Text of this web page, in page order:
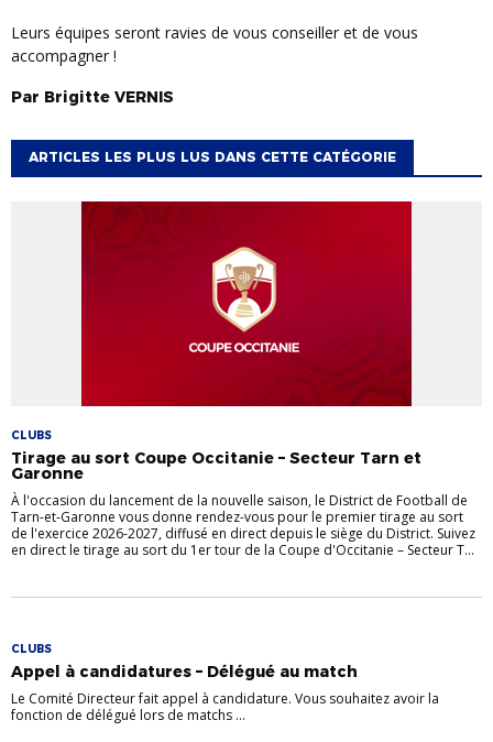
Leurs équipes seront ravies de vous conseiller et de vous
accompagner !
Par Brigitte VERNIS
ARTICLES LES PLUS LUS DANS CETTE CATÉGORIE
CLUBS
Tirage au sort Coupe Occitanie – Secteur Tarn et
Garonne
À l'occasion du lancement de la nouvelle saison, le District de Football de
Tarn-et-Garonne vous donne rendez-vous pour le premier tirage au sort
de l'exercice 2026-2027, diffusé en direct depuis le siège du District. Suivez
en direct le tirage au sort du 1er tour de la Coupe d'Occitanie – Secteur T...
CLUBS
Appel à candidatures – Délégué au match
Le Comité Directeur fait appel à candidature. Vous souhaitez avoir la
fonction de délégué lors de matchs ...